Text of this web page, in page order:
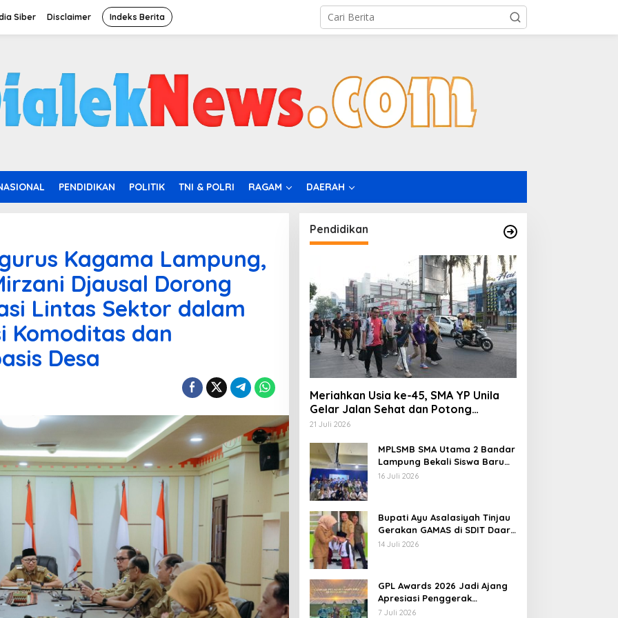
Siber Disclaimer Indeks Berita
PENDIDIKAN POLITIK TNI & POLRI RAGAM DAERAH
Kagama Lampung,
Djausal Dorong
Lintas Sektor dalam
Komoditas dan
Desa
Pendidikan
Meriahkan Usia ke-45, SMA YP Unila
Gelar Jalan Sehat dan Potong
Tumpeng
21 Juli 2026
MPLSMB SMA Utama 2 Bandar
Lampung Bekali Siswa Baru
Literasi Digital, Jurnalistik,
16 Juli 2026
Bupati Ayu Asalasiyah Tinjau
Gerakan GAMAS di SDIT Daar
‘Ilmi
14 Juli 2026
GPL Awards 2026 Jadi Ajang
Apresiasi Penggerak
Pendidikan Muda Lampung
7 Juli 2026